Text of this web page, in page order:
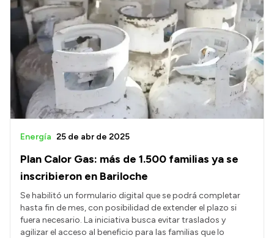
Plan Calor Gas: más de 1.500 familias ya se
inscribieron en Bariloche
Energía 25 de abr de 2025
Se habilitó un formulario digital que se podrá completar
hasta fin de mes, con posibilidad de extender el plazo si
fuera necesario. La iniciativa busca evitar traslados y
agilizar el acceso al beneficio para las familias que lo